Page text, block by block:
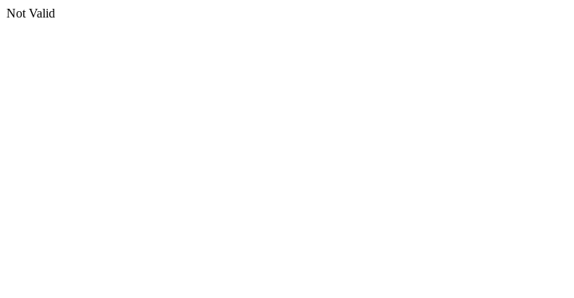
Not Valid